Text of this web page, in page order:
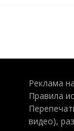
Реклама
Правила
видео),